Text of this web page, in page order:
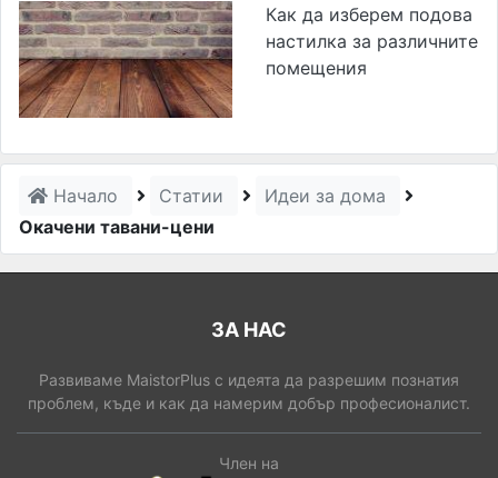
Как да изберем подова
настилка за различните
помещения
Начало Статии
Идеи за дома
Окачени тавани-цени
ЗА НАС
Развиваме MaistorPlus с идеята да разрешим познатия
проблем, къде и как да намерим добър професионалист.
Член на